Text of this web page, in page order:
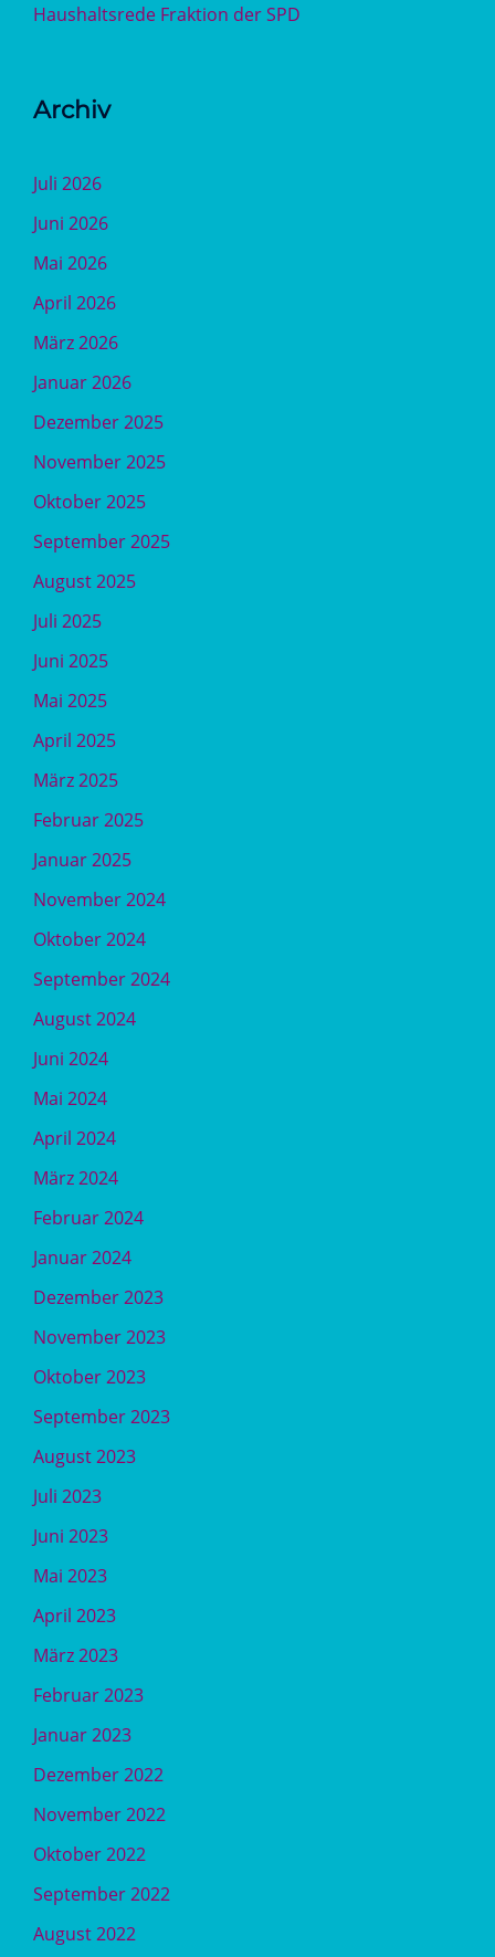
Haushaltsrede Fraktion der SPD
Archiv
Juli 2026
Juni 2026
Mai 2026
April 2026
März 2026
Januar 2026
Dezember 2025
November 2025
Oktober 2025
September 2025
August 2025
Juli 2025
Juni 2025
Mai 2025
April 2025
März 2025
Februar 2025
Januar 2025
November 2024
Oktober 2024
September 2024
August 2024
Juni 2024
Mai 2024
April 2024
März 2024
Februar 2024
Januar 2024
Dezember 2023
November 2023
Oktober 2023
September 2023
August 2023
Juli 2023
Juni 2023
Mai 2023
April 2023
März 2023
Februar 2023
Januar 2023
Dezember 2022
November 2022
Oktober 2022
September 2022
August 2022